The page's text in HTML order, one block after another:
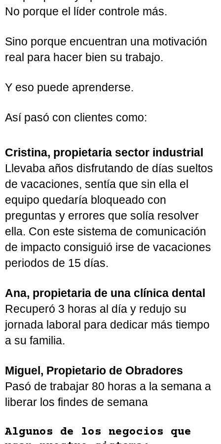
Tiene una explicación biológica.
Cuando un líder sabe activar los factores
psicológicos que llevan a una persona a
personas cambian su conducta.
No porque tengan miedo.
No porque el líder controle más.
Sino porque encuentran una motivación
real para hacer bien su trabajo.
Y eso puede aprenderse.
Así pasó con clientes como:
Cristina, propietaria sector industrial
Llevaba años disfrutando de días sueltos
de vacaciones, sentía que sin ella el
equipo quedaría bloqueado con
ella. Con este sistema de comunicación
de impacto consiguió irse de vacaciones
periodos de 15 días.
Ana, propietaria de una clínica dental